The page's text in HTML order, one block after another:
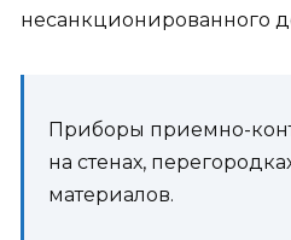
несанкционированного
Приборы приемно-
на стенах,
материалов.